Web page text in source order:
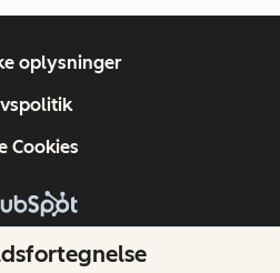
HubSpot, Inc.
oplysninger
Cookies